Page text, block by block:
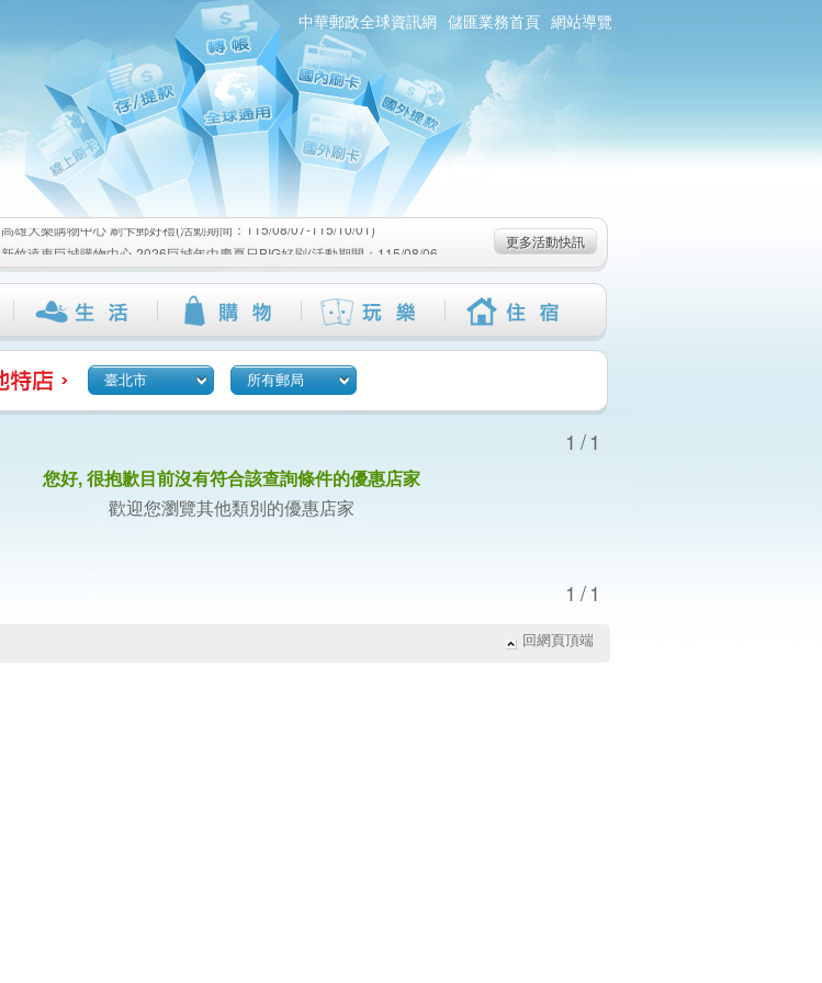
中華郵政全球資訊網 儲匯業務首頁 網站導覽
高雄大樂購物中心 刷卡郵好禮(活動期間：115/08/07-115/10/01)
新竹遠東巨城購物中心 2026巨城年中慶夏日BIG好刷(活動期間：115/08/06-
115/08/26)
臺北三創生活 有點東西第2波 刷卡郵好禮(活動期間：115/08/06-115/09/02)
高雄大樂購物中心 刷卡郵好禮(活動期間：115/08/07-115/10/01)
新竹遠東巨城購物中心 2026巨城年中慶夏日BIG好刷(活動期間：115/08/06-
115/08/26)
臺北三創生活 有點東西第2波 刷卡郵好禮(活動期間：115/08/06-115/09/02)
更多活動快訊
臺北市 所有郵局
1/1
您好, 很抱歉目前沒有符合該查詢條件的優惠店家
歡迎您瀏覽其他類別的優惠店家
1/1
回網頁頂端